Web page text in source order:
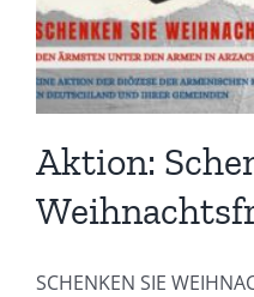
Aktion:
SCHENKEN SIE